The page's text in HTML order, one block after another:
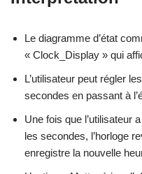
Le diagramme d’état
« Clock_Display » qui
L’utilisateur peut régler
secondes en passant à
Une fois que l’utilisateur
les secondes, l’horloge
enregistre la nouvelle